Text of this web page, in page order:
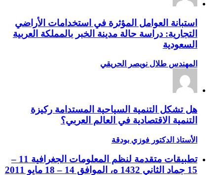
استبانة العوامل المؤثرة في استخدامات الأراضي
التجارية: دراسة حالة مدينة الخبر بالمملكة العربية
السعودية
المهندس طلال نويصر الحريقي
هل تشكل التنمية السياحية المستدامة ركيزة
التنمية الاقتصادية في العالم العربي؟
الأستاذ الدكتور فوزي بودقة
تطبيقات متقدمة لنظم المعلومات الجغرافية 11 –
15 جماد الثاني 1432 ه، الموافق 14 – 18 مايو 2011